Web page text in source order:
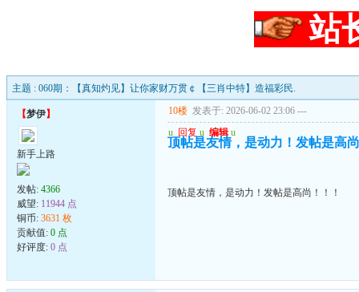
站
主题 : 060期：【真知灼见】让你家财万贯￠【三肖中特】造福彩民.
【梦伊】
新手上路
发帖: 4366
威望: 11944 点
铜币: 3631 枚
贡献值: 0 点
好评度: 0 点
10楼 发表于: 2026-06-02 23:06 ---
u 回复 u 编辑 u
顶帖是友情，是动力！发帖是高
顶帖是友情，是动力！发帖是高尚！！！